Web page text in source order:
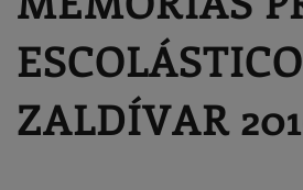
ESCOLÁSTICO
ZALDÍVAR